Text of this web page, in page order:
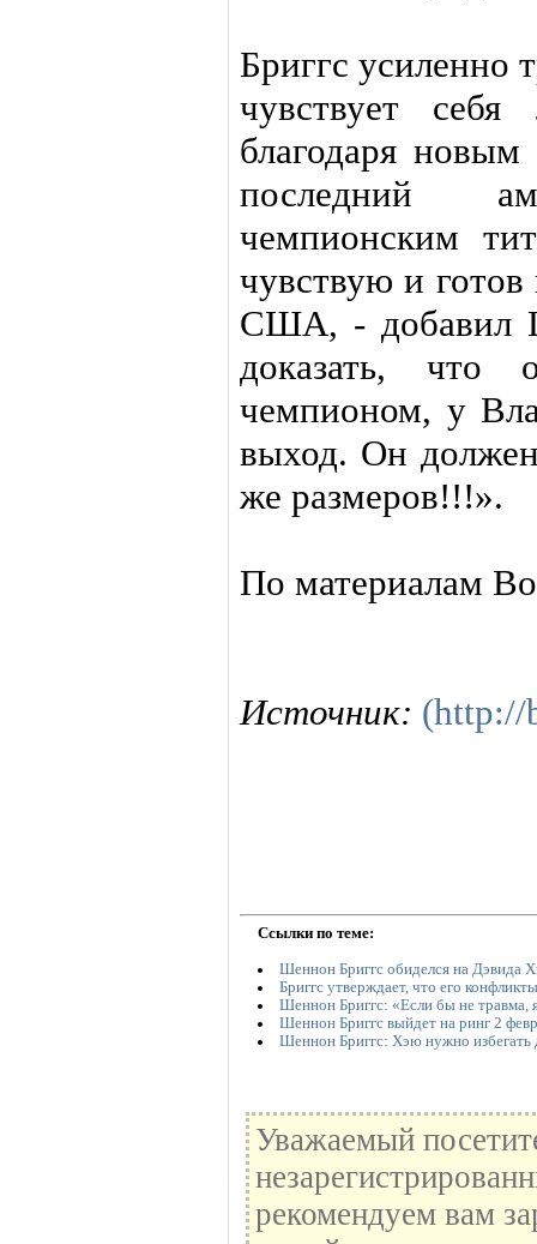
Бриггс усиленно
чувствует
благодаря
последний
чемпионским
чувствую и
США, - добавил
доказать, что
чемпионом, у
выход. Он должен
же размеров!!!».
По материалам
Источник: (http://
Ссылки по теме:
Шеннон Бриггс обиделся на Дэвида
Бриггс утверждает, что его
Шеннон Бриггс: «Если бы не травма,
Шеннон Бриггс выйдет на ринг 2
Шеннон Бриггс: Хэю нужно избегать
Уважаемый
рекомендуем вам